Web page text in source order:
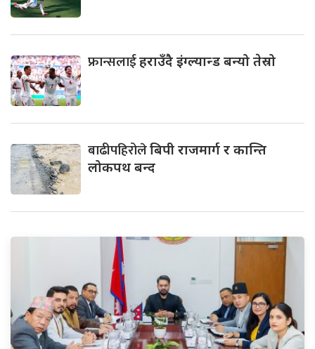
फ्रान्सलाईहराउँदै इंग्ल्यान्ड बन्यो तेस्रो
बाढीपहिरोलेबिपी राजमार्ग र कान्ति
लोकपथ बन्द